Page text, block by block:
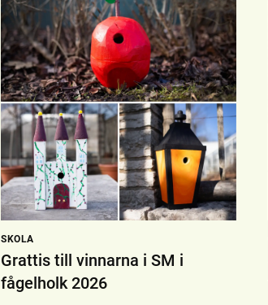
SKOLA
Grattis till vinnarna i SM i
fågelholk 2026